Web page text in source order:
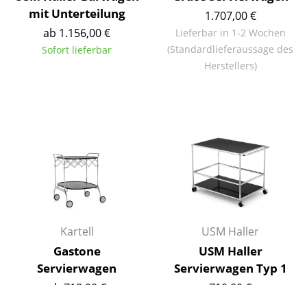
Hängeleuchten & Deckenleuchten
Tischleuchten
Outdoor-Leuchten
Akkuleuchten
... alle Leuchten
Betten
mit Unterteilung
ab 1.156,00 €
Sofort lieferbar
1.707,00 €
Lieferbar in 1-2 Wochen
(Standardlieferaussage des
Herstellers)
Kartell
Gastone
Servierwagen
USM Haller
USM Haller
Servierwagen Typ 1